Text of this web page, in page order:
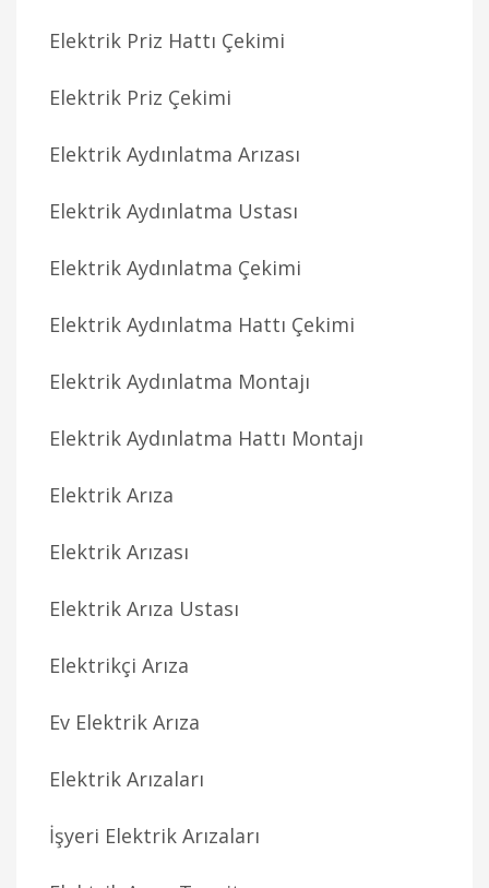
Elektrik Priz Hattı Çekimi
Elektrik Priz Çekimi
Elektrik Aydınlatma Arızası
Elektrik Aydınlatma Ustası
Elektrik Aydınlatma Çekimi
Elektrik Aydınlatma Hattı Çekimi
Elektrik Aydınlatma Montajı
Elektrik Aydınlatma Hattı Montajı
Elektrik Arıza
Elektrik Arızası
Elektrik Arıza Ustası
Elektrikçi Arıza
Ev Elektrik Arıza
Elektrik Arızaları
İşyeri Elektrik Arızaları